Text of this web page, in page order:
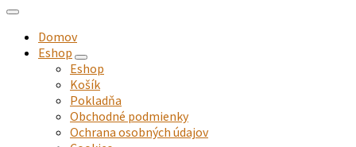
Domov
Eshop
expand
child
menu
Eshop
Košík
Pokladňa
Obchodné podmienky
Ochrana osobných údajov